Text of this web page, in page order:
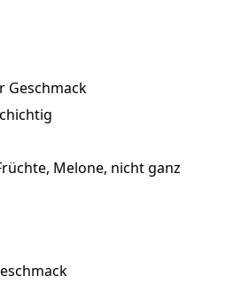
Geschmack
Melone, nicht ganz